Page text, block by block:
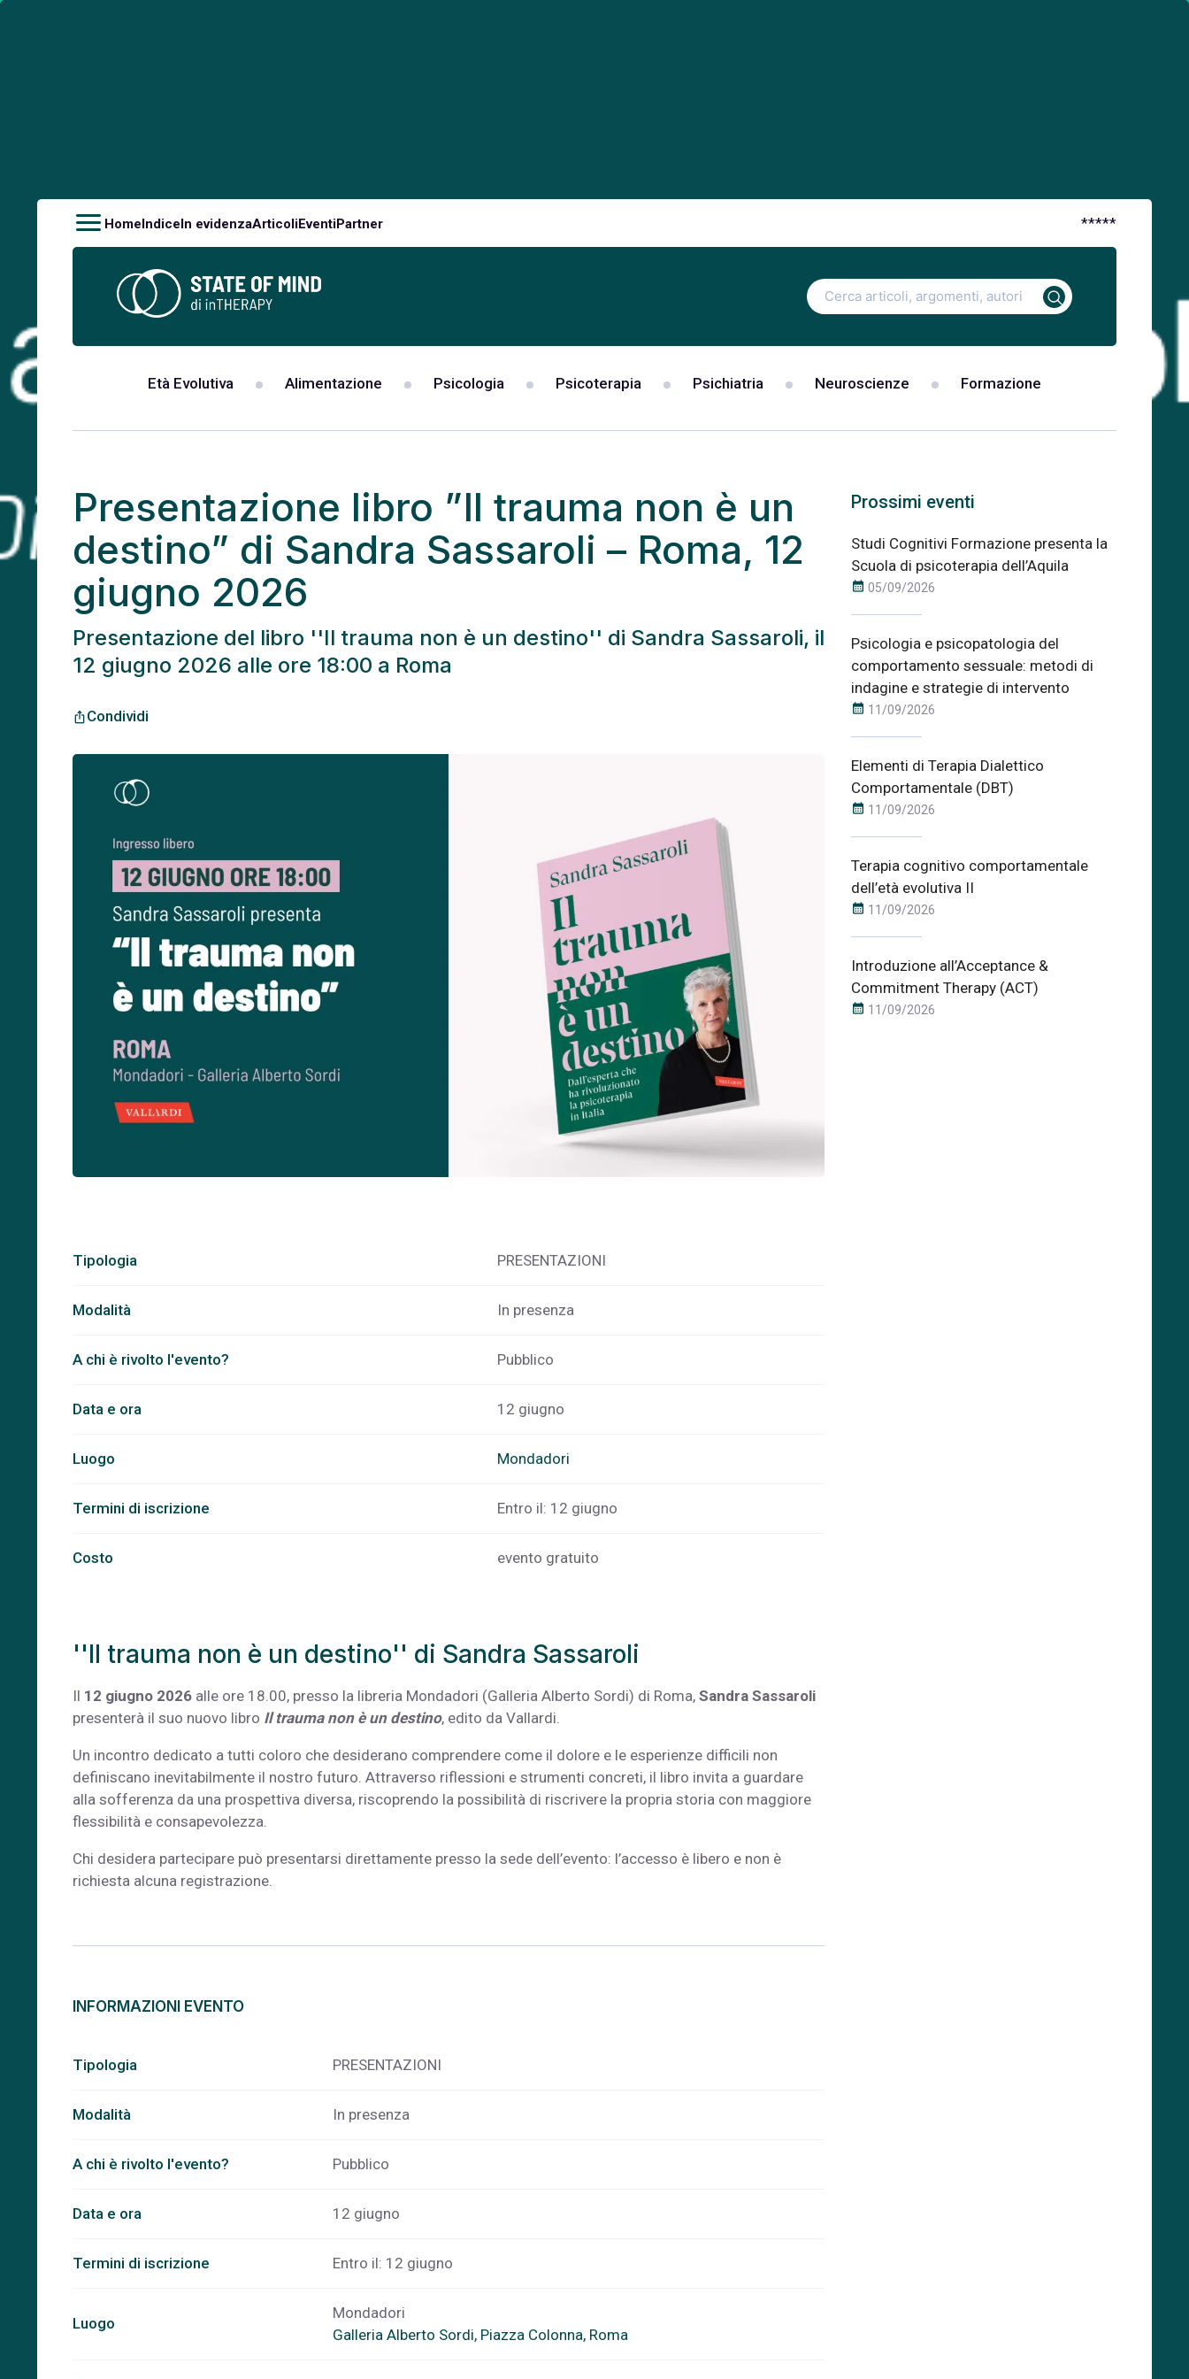
HomeIndiceIn evidenzaArticoliEventiPartner *****
Ricerca
per:
Età Evolutiva Alimentazione Psicologia Psicoterapia Psichiatria Neuroscienze Formazione
Presentazione libro ”Il trauma non è un
destino” di Sandra Sassaroli – Roma, 12
giugno 2026
Presentazione del libro ''Il trauma non è un destino'' di Sandra Sassaroli, il
12 giugno 2026 alle ore 18:00 a Roma
ios_shareCondividi
Tipologia PRESENTAZIONI
Modalità In presenza
A chi è rivolto l'evento? Pubblico
Data e ora 12 giugno
Luogo Mondadori
Termini di iscrizione Entro il: 12 giugno
Costo evento gratuito
''Il trauma non è un destino'' di Sandra Sassaroli
Il 12 giugno 2026 alle ore 18.00, presso la libreria Mondadori (Galleria Alberto Sordi) di Roma, Sandra Sassaroli
presenterà il suo nuovo libro Il trauma non è un destino, edito da Vallardi.
Un incontro dedicato a tutti coloro che desiderano comprendere come il dolore e le esperienze difficili non
definiscano inevitabilmente il nostro futuro. Attraverso riflessioni e strumenti concreti, il libro invita a guardare
alla sofferenza da una prospettiva diversa, riscoprendo la possibilità di riscrivere la propria storia con maggiore
flessibilità e consapevolezza.
Chi desidera partecipare può presentarsi direttamente presso la sede dell’evento: l’accesso è libero e non è
richiesta alcuna registrazione.
INFORMAZIONI EVENTO
Tipologia PRESENTAZIONI
Modalità In presenza
A chi è rivolto l'evento? Pubblico
Data e ora 12 giugno
Termini di iscrizione Entro il: 12 giugno
Luogo
Mondadori
Galleria Alberto Sordi, Piazza Colonna, Roma
Prossimi eventi
Studi Cognitivi Formazione presenta la
Scuola di psicoterapia dell’Aquila
calendar_month 05/09/2026
Psicologia e psicopatologia del
comportamento sessuale: metodi di
indagine e strategie di intervento
calendar_month 11/09/2026
Elementi di Terapia Dialettico
Comportamentale (DBT)
calendar_month 11/09/2026
Terapia cognitivo comportamentale
dell’età evolutiva II
calendar_month 11/09/2026
Introduzione all’Acceptance &
Commitment Therapy (ACT)
calendar_month 11/09/2026